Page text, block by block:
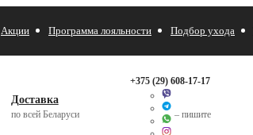
Акции Программа лояльности Подбор ухода
Доставка
по всей Беларуси
+375 (29) 608-17-17
– пишите